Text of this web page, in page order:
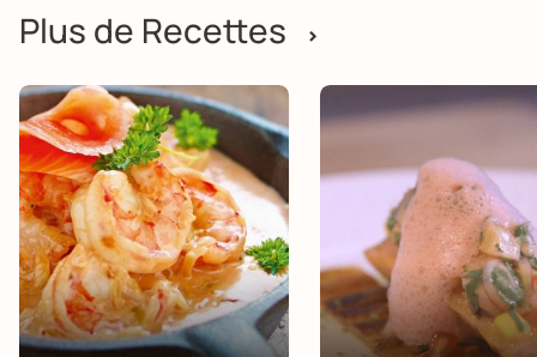
Plus de Recettes >